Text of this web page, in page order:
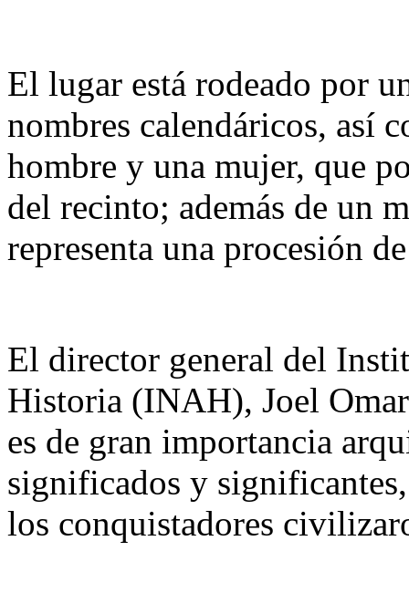
El lugar está rodeado por
nombres calendáricos, así
hombre y una mujer, que
del recinto; además de un
representa una procesión
El director general del
Historia (INAH), Joel
es de gran importancia
significados y
los conquistadores